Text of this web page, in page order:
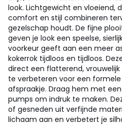
look. Lichtgewicht en vloeiend,
comfort en stijl combineren
gezelschap houdt. De fijne
geven je look een speelse,
voorkeur geeft aan een meer
kokerrok tijdloos en tijdloos.
direct een flatterend,
te verbeteren voor een
afspraakje. Draag hem met
pumps om indruk te maken.
of gesneden uit verfijnde
lichaam aan en verbetert je